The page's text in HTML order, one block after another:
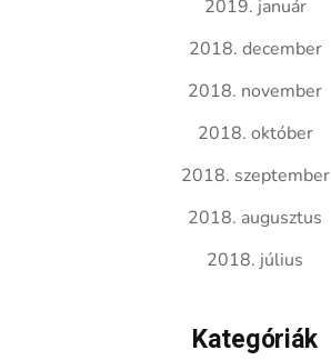
2019. január
2018. december
2018. november
2018. október
2018. szeptember
2018. augusztus
2018. július
Kategóriák